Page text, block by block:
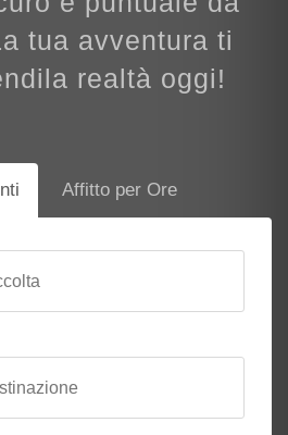
tua avventura ti
realtà oggi!
Affitto per Ore